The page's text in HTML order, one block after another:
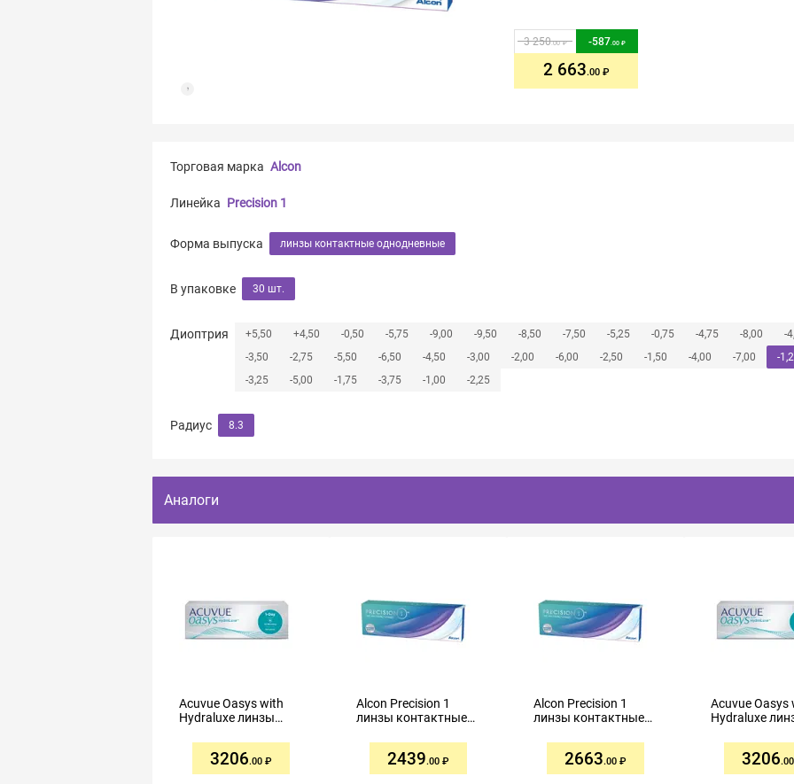
3 250.00 -587.00
2 663.00
Торговая марка Alcon
Линейка Precision 1
Форма выпуска линзы контактные однодневные
В упаковке 30 шт.
Диоптрия +5,50 +4,50 -0,50 -5,75 -9,00 -9,50 -8,50 -7,50 -5,25 -0,75 -4,75 -8,00
-
-3,50
-2,75 -5,50 -6,50 -4,50 -3,00 -2,00 -6,00 -2,50 -1,50 -4,00 -7,00
-
-3,25
-5,00 -1,75 -3,75 -1,00 -2,25
Радиус 8.3
Аналоги
Acuvue Oasys with
Hydraluxe линзы
однодневные R8,5
-1,75 №30
3206.00
Alcon Precision 1
линзы контактные
-2,25 №30
2439.00
Alcon Precision 1
линзы контактные
-3,00 №30
2663.00
Acuvue Oasys
Hydraluxe
однодневные
-1,50 №30
3206.00